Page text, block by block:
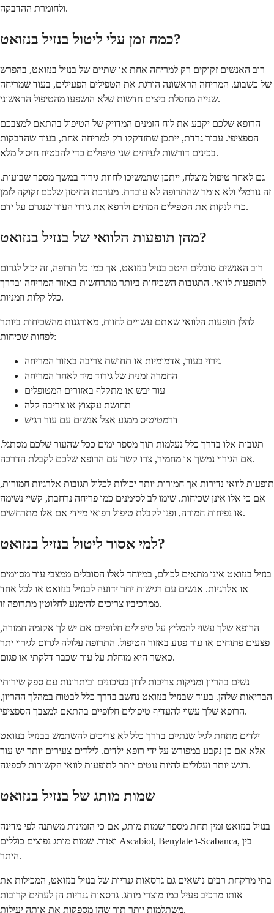
ולחומרת ההדבקה.
כמה זמן עלי ליטול בנזיל בנזואט?
רוב האנשים זקוקים רק למריחה אחת או שתיים של בנזיל בנזואט, בהפרש
של כשבוע. המריחה הראשונה הורגת את הטפילים הפעילים, בעוד שמריחה
שנייה מחסלת ביצים חדשות שלא הושפעו מהטיפול הראשוני.
הרופא שלכם יקבע את לוח הזמנים המדויק של הטיפול בהתאם למצבכם
הספציפי. עבור גרדת, ייתכן שתזדקקו רק למריחה אחת, בעוד שהדבקות
בכינים דורשות לעיתים שני טיפולים כדי להבטיח חיסול מלא.
גם לאחר טיפול מוצלח, ייתכן שתמשיכו לחוות גירוד במשך מספר שבועות.
זה נורמלי ולא אומר שהתרופה לא עובדת. מערכת החיסון שלכם זקוקה לזמן
כדי לנקות את הטפילים המתים ולרפא את גירוי העור שנגרם על ידם.
מהן תופעות הלוואי של בנזיל בנזואט?
רוב האנשים סובלים היטב בנזיל בנזואט, אך כמו כל תרופה, זה יכול לגרום
לתופעות לוואי. התגובות השכיחות ביותר מתרחשות באזור המריחה ובדרך
כלל קלות וזמניות.
להלן תופעות הלוואי שאתם עשויים לחוות, מאורגנות מהשכיחות ביותר
לפחות שכיחות:
גירוי בעור, אדמומיות או תחושת צריבה באזור המריחה
החמרה זמנית של גירוד מיד לאחר המריחה
עור יבש או מתקלף באזורים המטופלים
תחושת עקצוץ או צריבה קלה
דרמטיטיס ממגע אצל אנשים עם עור רגיש
תגובות אלו בדרך כלל נעלמות תוך מספר ימים ככל שהעור שלכם מסתגל.
אם הגירוי נמשך או מחמיר, צרו קשר עם הרופא שלכם לקבלת הדרכה.
תופעות לוואי נדירות אך חמורות יותר יכולות לכלול תגובות אלרגיות חמורות,
אם כי אלו אינן שכיחות. שימו לב לסימנים כמו פריחה נרחבת, קשיי נשימה
או נפיחות חמורה, ופנו לקבלת טיפול רפואי מיידי אם אלו מתרחשים.
למי אסור ליטול בנזיל בנזואט?
בנזיל בנזואט אינו מתאים לכולם, במיוחד לאלו הסובלים ממצבי עור מסוימים
או אלרגיות. אנשים עם רגישות יתר ידועה לבנזיל בנזואט או לכל אחד
ממרכיביו צריכים להימנע לחלוטין מתרופה זו.
הרופא שלך עשוי להמליץ על טיפולים חלופיים אם יש לך אקזמה חמורה,
פצעים פתוחים או עור פגוע באזור הטיפול. התרופה עלולה לגרום לגירוי יתר
כאשר היא מוחלת על עור שכבר דלקתי או פגום.
נשים בהריון ומניקות צריכות לדון בסיכונים וביתרונות עם ספק שירותי
הבריאות שלהן. בעוד שבנזיל בנזואט נחשב בדרך כלל לבטוח במהלך ההריון,
הרופא שלך עשוי להעדיף טיפולים חלופיים בהתאם למצבך הספציפי.
ילדים מתחת לגיל שנתיים בדרך כלל לא צריכים להשתמש בבנזיל בנזואט
אלא אם כן נקבע במפורש על ידי רופא ילדים. לילדים צעירים יותר יש עור
רגיש יותר ועלולים להיות נוטים יותר לתופעות לוואי הקשורות לספיגה.
שמות מותג של בנזיל בנזואט
בנזיל בנזואט זמין תחת מספר שמות מותג, אם כי הזמינות משתנה לפי מדינה
ואזור. שמות מותג נפוצים כוללים Ascabiol, Benylate ו-Scabanca, בין
היתר.
בתי מרקחת רבים נושאים גם גרסאות גנריות של בנזיל בנזואט, המכילות את
אותו מרכיב פעיל כמו מוצרי מותג. גרסאות גנריות הן לעתים קרובות
משתלמות יותר תוך שהן מספקות את אותה יעילות.